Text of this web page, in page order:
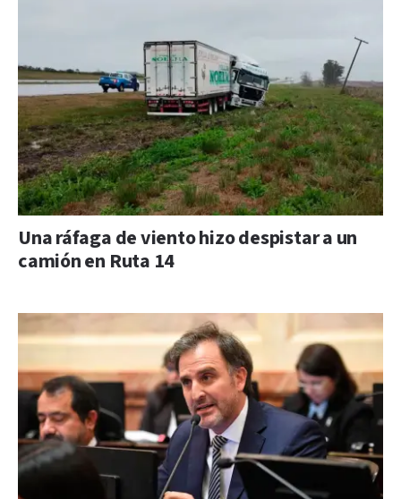
Una ráfaga de viento hizo despistar a un
camión en Ruta 14